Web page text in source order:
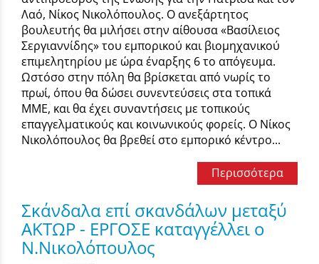
Λαό, Νίκος Νικολόπουλος. Ο ανεξάρτητος
βουλευτής θα μιλήσει στην αίθουσα «Βασίλειος
Σεργιαννίδης» του εμπορικού και βιομηχανικού
επιμελητηρίου με ώρα έναρξης 6 το απόγευμα.
Ωστόσο στην πόλη θα βρίσκεται από νωρίς το
πρωί, όπου θα δώσει συνεντεύσεις στα τοπικά
ΜΜΕ, και θα έχει συναντήσεις με τοπικούς
επαγγελματικούς και κοινωνικούς φορείς. Ο Νίκος
Νικολόπουλος θα βρεθεί στο εμπορικό κέντρο...
Περισσότερα
Σκάνδαλα επί σκανδάλων μεταξύ
ΑΚΤΩΡ - ΕΡΓΟΣΕ καταγγέλλει ο
Ν.Νικολόπουλος